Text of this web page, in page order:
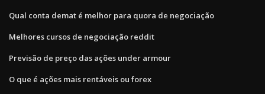
Qual conta demat é melhor para quora de negociação
Melhores cursos de negociação reddit
Previsão de preço das ações under armour
O que é ações mais rentáveis ​​ou forex